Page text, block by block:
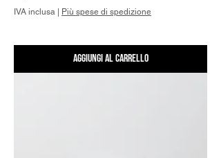
IVA inclusa | Più spese di spedizione
Aggiungi al carrello